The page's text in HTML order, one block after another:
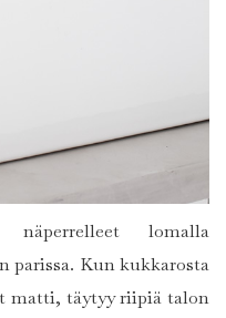
lomalla
parissa. Kun kukkarosta
matti, täytyy riipiä talon